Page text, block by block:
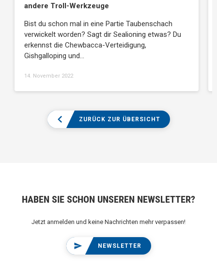
andere Troll-Werkzeuge
Bist du schon mal in eine Partie Taubenschach
verwickelt worden? Sagt dir Sealioning etwas? Du
erkennst die Chewbacca-Verteidigung,
Gishgalloping und…
14. November 2022
ZURÜCK ZUR ÜBERSICHT
HABEN SIE SCHON UNSEREN NEWSLETTER?
Jetzt anmelden und keine Nachrichten mehr verpassen!
NEWSLETTER